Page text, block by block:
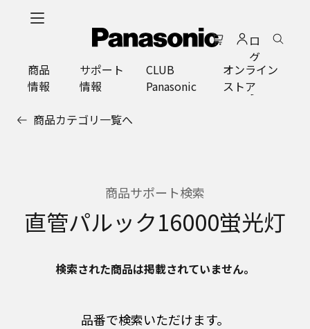
ロ
グ
イ
ン
商品
情報
サポート
情報
CLUB
Panasonic
オンライン
ストア
商品カテゴリ一覧へ
商品サポート検索
直管パルック16000蛍光灯
検索された商品は掲載されていません。
品番で検索いただけます。